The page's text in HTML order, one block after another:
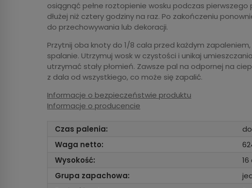
osiągnąć pełne roztopienie wosku podczas
dłużej niż cztery godziny na raz. Po zakończeniu
do przechowywania lub dekoracji.
Przytnij oba knoty do 1/8 cala przed każdym
spalanie. Utrzymuj wosk w czystości i unikaj
utrzymać stały płomień. Zawsze pal na odpornej na
z dala od wszystkiego, co może się zapalić.
Informacje o bezpieczeństwie produktu
Informacje o producencie
Czas palenia:
Waga netto:
Wysokość:
Grupa zapachowa: